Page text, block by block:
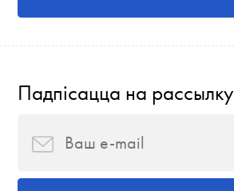
Падпісацца на рассылку